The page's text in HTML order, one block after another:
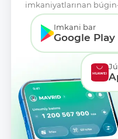
imkaniyatlarınan
Imkani bar
Google Play